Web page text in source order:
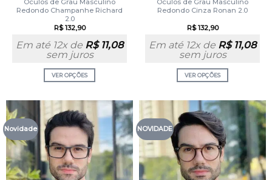
Óculos de Grau Masculino
Redondo Champanhe Richard
2.0
R$132,90
Em até 12x de R$11,08
sem juros
VER OPÇÕES
Óculos de Grau Masculino
Redondo Cinza Ronan 2.0
R$132,90
Em até 12x de R$11,08
sem juros
VER OPÇÕES
Novidade NOVIDADE